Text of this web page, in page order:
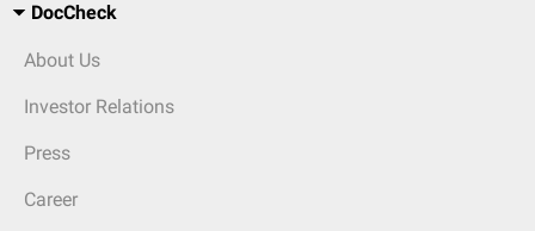
DocCheck
About Us
Investor Relations
Press
Career